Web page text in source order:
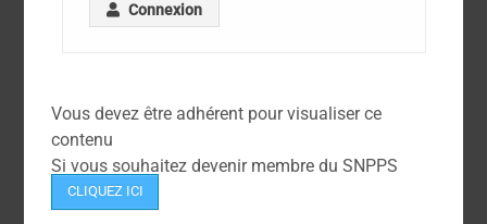
Connexion
Vous devez être adhérent pour visualiser ce
contenu
Si vous souhaitez devenir membre du SNPPS
CLIQUEZ ICI